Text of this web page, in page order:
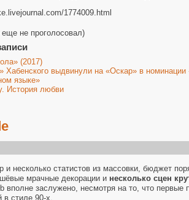
1774009.html
еще не проголосовал)
(2017)
Хабенского выдвинули на «Оскар» в
языке»
История любви
и несколько статистов из массовки, бюджет
мрачные декорации и несколько сцен
вполне заслужено, несмотря на то, что
стиле 90-х.